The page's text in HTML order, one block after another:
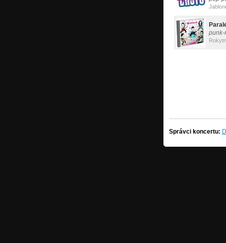
punk-
Správci koncertu: